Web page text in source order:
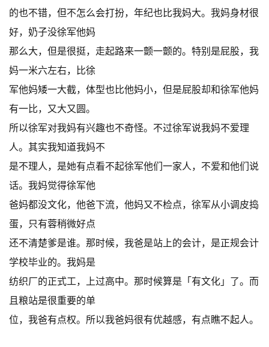
的也不错，但不怎么会打扮，年纪也比我妈大。我妈身材很
好，奶子没徐军他妈
那么大，但是很挺，走起路来一颤一颤的。特别是屁股，我
妈一米六左右，比徐
军他妈矮一大截，体型也比他妈小，但是屁股却和徐军他妈
有一比，又大又圆。
所以徐军对我妈有兴趣也不奇怪。不过徐军说我妈不爱理
人。其实我知道我妈不
是不理人，是她有点看不起徐军他们一家人，不爱和他们说
话。我妈觉得徐军他
爸妈都没文化，他爸下流，他妈又不检点，徐军从小调皮捣
蛋，只有蓉稍微好点
还不清楚爹是谁。那时候，我爸是站上的会计，是正规会计
学校毕业的。我妈是
纺织厂的正式工，上过高中。那时候算是「有文化」了。而
且粮站是很重要的单
位，我爸有点权。所以我爸妈很有优越感，有点瞧不起人。